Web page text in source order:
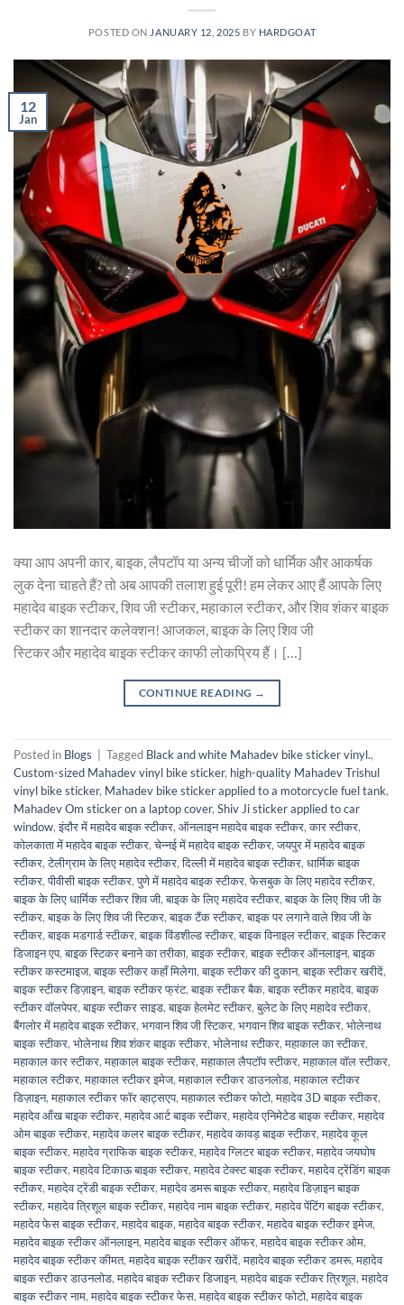
POSTED ON JANUARY 12, 2025 BY HARDGOAT
12
Jan
क्या आप अपनी कार, बाइक, लैपटॉप या अन्य चीजों को धार्मिक और आकर्षक
लुक देना चाहते हैं? तो अब आपकी तलाश हुई पूरी! हम लेकर आए हैं आपके लिए
महादेव बाइक स्टीकर, शिव जी स्टीकर, महाकाल स्टीकर, और शिव शंकर बाइक
स्टीकर का शानदार कलेक्शन! आजकल, बाइक के लिए शिव जी
स्टिकर और महादेव बाइक स्टीकर काफी लोकप्रिय हैं। […]
CONTINUE READING →
Posted in Blogs Tagged Black and white Mahadev bike sticker vinyl.,
Custom-sized Mahadev vinyl bike sticker, high-quality Mahadev Trishul
vinyl bike sticker, Mahadev bike sticker applied to a motorcycle fuel tank,
Mahadev Om sticker on a laptop cover, Shiv Ji sticker applied to car
window,इंदौर में महादेव बाइक स्टीकर, ऑनलाइन महादेव बाइक स्टीकर,कार स्टीकर,
कोलकाता में महादेव बाइक स्टीकर,चेन्नई में महादेव बाइक स्टीकर,जयपुर में महादेव बाइक
स्टीकर,टेलीग्राम के लिए महादेव स्टीकर,दिल्ली में महादेव बाइक स्टीकर, धार्मिक बाइक
स्टीकर,पीवीसी बाइक स्टीकर,पुणे में महादेव बाइक स्टीकर,फेसबुक के लिए महादेव स्टीकर,
बाइक के लिए धार्मिक स्टीकर शिव जी,बाइक के लिए महादेव स्टीकर,बाइक के लिए शिव जी के
स्टीकर,बाइक के लिए शिव जी स्टिकर,बाइक टैंक स्टीकर,बाइक पर लगाने वाले शिव जी के
स्टीकर,बाइक मडगार्ड स्टीकर,बाइक विंडशील्ड स्टीकर,बाइक विनाइल स्टीकर,बाइक स्टिकर
डिजाइन एप,बाइक स्टिकर बनाने का तरीका,बाइक स्टीकर,बाइक स्टीकर ऑनलाइन,बाइक
स्टीकर कस्टमाइज,बाइक स्टीकर कहाँ मिलेगा,बाइक स्टीकर की दुकान,बाइक स्टीकर खरीदें,
बाइक स्टीकर डिज़ाइन,बाइक स्टीकर फ्रंट,बाइक स्टीकर बैक,बाइक स्टीकर महादेव,बाइक
स्टीकर वॉलपेपर,बाइक स्टीकर साइड,बाइक हेलमेट स्टीकर,बुलेट के लिए महादेव स्टीकर,
बैंगलोर में महादेव बाइक स्टीकर, भगवान शिव जी स्टिकर, भगवान शिव बाइक स्टीकर, भोलेनाथ
बाइक स्टीकर, भोलेनाथ शिव शंकर बाइक स्टीकर, भोलेनाथ स्टीकर,महाकाल का स्टीकर,
महाकाल कार स्टीकर,महाकाल बाइक स्टीकर,महाकाल लैपटॉप स्टीकर,महाकाल वॉल स्टीकर,
महाकाल स्टीकर,महाकाल स्टीकर इमेज,महाकाल स्टीकर डाउनलोड,महाकाल स्टीकर
डिज़ाइन,महाकाल स्टीकर फॉर व्हाट्सएप,महाकाल स्टीकर फोटो,महादेव 3D बाइक स्टीकर,
महादेव आँख बाइक स्टीकर,महादेव आर्ट बाइक स्टीकर,महादेव एनिमेटेड बाइक स्टीकर,महादेव
ओम बाइक स्टीकर,महादेव कलर बाइक स्टीकर,महादेव कावड़ बाइक स्टीकर,महादेव कूल
बाइक स्टीकर,महादेव ग्राफिक बाइक स्टीकर,महादेव ग्लिटर बाइक स्टीकर,महादेव जयघोष
बाइक स्टीकर,महादेव टिकाऊ बाइक स्टीकर,महादेव टेक्स्ट बाइक स्टीकर,महादेव ट्रेंडिंग बाइक
स्टीकर,महादेव ट्रेंडी बाइक स्टीकर,महादेव डमरू बाइक स्टीकर,महादेव डिज़ाइन बाइक
स्टीकर,महादेव त्रिशूल बाइक स्टीकर,महादेव नाम बाइक स्टीकर,महादेव पेंटिंग बाइक स्टीकर,
महादेव फेस बाइक स्टीकर,महादेव बाइक,महादेव बाइक स्टीकर,महादेव बाइक स्टीकर इमेज,
महादेव बाइक स्टीकर ऑनलाइन,महादेव बाइक स्टीकर ऑफर,महादेव बाइक स्टीकर ओम,
महादेव बाइक स्टीकर कीमत,महादेव बाइक स्टीकर खरीदें,महादेव बाइक स्टीकर डमरू,महादेव
बाइक स्टीकर डाउनलोड,महादेव बाइक स्टीकर डिजाइन,महादेव बाइक स्टीकर त्रिशूल,महादेव
बाइक स्टीकर नाम,महादेव बाइक स्टीकर फेस,महादेव बाइक स्टीकर फोटो,महादेव बाइक